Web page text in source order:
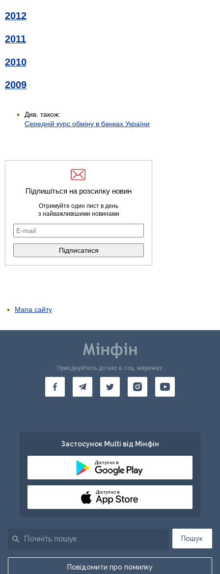
2012
2011
2010
2009
Див. також:
Середній курс обміну в банках України
Підпишіться на розсилку новин
Отримуйте один лист в день
з найважливішими новинами
Мапа сайту
Пошук
Повідомити про помилку
Приєднуйтесь до нас в соц. мережах:
Застосунок Multi від Мінфін
Доступно в
Доступно в